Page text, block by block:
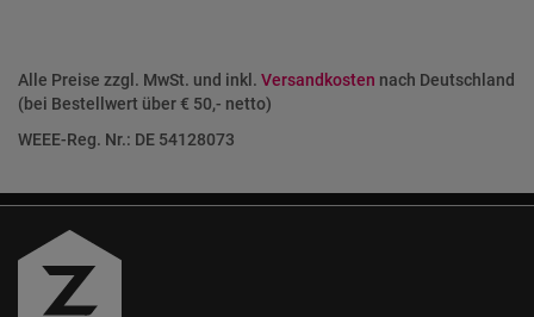
Alle Preise zzgl. MwSt. und inkl. Versandkosten nach Deutschland
(bei Bestellwert über € 50,- netto)
WEEE-Reg. Nr.: DE 54128073